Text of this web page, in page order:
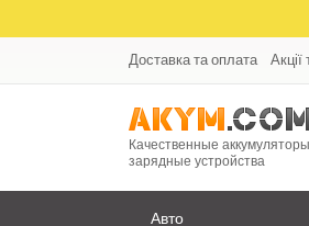
Доставка та оплата
Качественные
зарядные устройства
Авто